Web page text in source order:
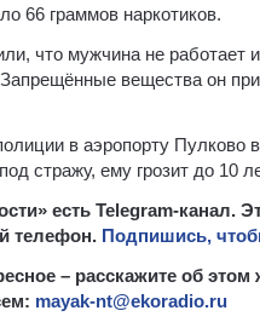
66 граммов наркотиков.
что мужчина не
вещества он
в аэропорту Пулково
стражу, ему грозит до 10
есть Telegram-
телефон. Подпишись,
– расскажите об
mayak-nt@ekoradio.ru